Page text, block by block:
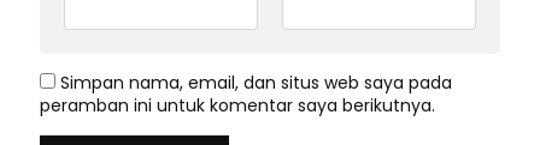
Simpan nama, email, dan situs web saya pada
peramban ini untuk komentar saya berikutnya.